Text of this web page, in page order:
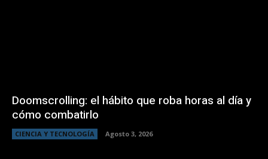
Doomscrolling: el hábito que roba horas al día y
cómo combatirlo
CIENCIA Y TECNOLOGÍA Agosto 3, 2026